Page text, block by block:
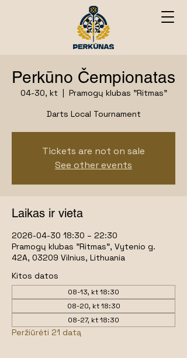
Perkūno Čempionatas
04-30, kt
  |
Pramogų klubas "Ritmas"
Darts Local Tournament
Tickets are not on sale
See other events
Laikas ir vieta
2026-04-30 18:30 – 22:30
Pramogų klubas "Ritmas", Vytenio g.
42A, 03209 Vilnius, Lithuania
Kitos datos
08-13, kt 18:30
08-20, kt 18:30
08-27, kt 18:30
Peržiūrėti 21 datą